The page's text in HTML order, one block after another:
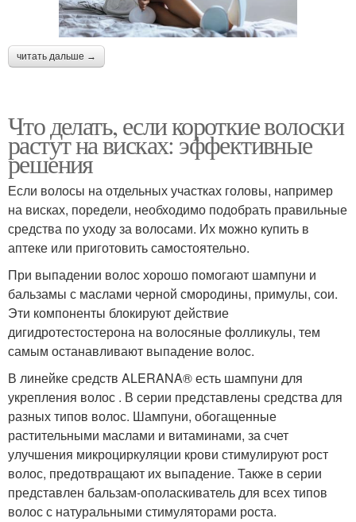
читать дальше →
Что делать, если короткие волоски
растут на висках: эффективные
решения
Если волосы на отдельных участках головы, например
на висках, поредели, необходимо подобрать правильные
средства по уходу за волосами. Их можно купить в
аптеке или приготовить самостоятельно.
При выпадении волос хорошо помогают шампуни и
бальзамы с маслами черной смородины, примулы, сои.
Эти компоненты блокируют действие
дигидротестостерона на волосяные фолликулы, тем
самым останавливают выпадение волос.
В линейке средств ALERANA® есть шампуни для
укрепления волос . В серии представлены средства для
разных типов волос. Шампуни, обогащенные
растительными маслами и витаминами, за счет
улучшения микроциркуляции крови стимулируют рост
волос, предотвращают их выпадение. Также в серии
представлен бальзам-ополаскиватель для всех типов
волос с натуральными стимуляторами роста.